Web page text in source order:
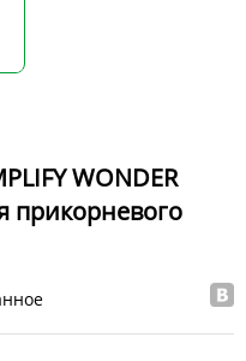
WONDER
прикорневого